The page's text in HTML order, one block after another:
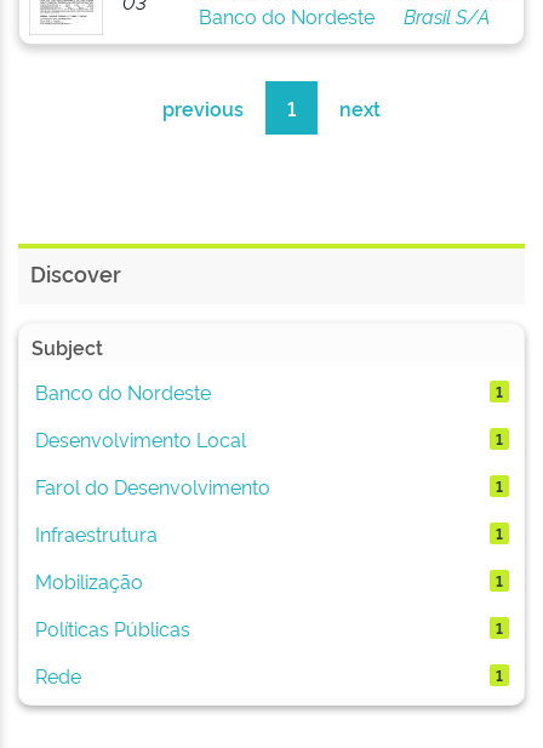
Banco do Nordeste
Brasil S/A
previous 1 next
Discover
Subject
Banco do Nordeste
1
Desenvolvimento Local 1
Farol do Desenvolvimento 1
Infraestrutura 1
Mobilização 1
Políticas Públicas 1
Rede 1